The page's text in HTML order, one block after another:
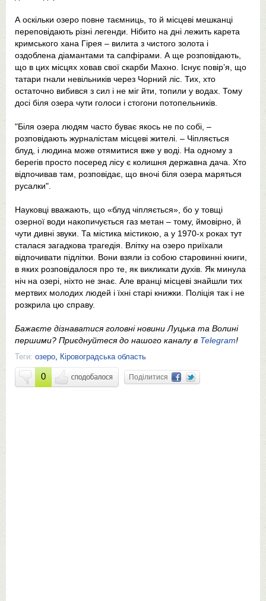
А оскільки озеро повне таємниць, то й місцеві мешканці
переповідають різні легенди. Нібито на дні лежить карета
кримського хана Гірея – вилита з чистого золота і
оздоблена діамантами та сапфірами. А ще розповідають,
що в цих місцях ховав свої скарби Махно. Існує повір’я, що
татари гнали невільників через Чорний ліс. Тих, хто
остаточно вибився з сил і не міг йти, топили у водах. Тому
досі біля озера чути голоси і стогони потопельників.
"Біля озера людям часто буває якось не по собі, –
розповідають журналістам місцеві жителі. – Чіпляється
блуд, і людина може отямитися вже у воді. На одному з
берегів просто посеред лісу є колишня державна дача. Хто
відпочивав там, розповідає, що вночі біля озера маряться
русалки".
Науковці вважають, що «блуд чіпляється», бо у товщі
озерної води накопичується газ метан – тому, ймовірно, й
чути дивні звуки. Та містика містикою, а у 1970-х роках тут
сталася загадкова трагедія. Влітку на озеро приїхали
відпочивати підлітки. Вони взяли із собою старовинні книги,
в яких розповідалося про те, як викликати духів. Як минула
ніч на озері, ніхто не знає. Але вранці місцеві знайшли тих
мертвих молодих людей і їхні старі книжки. Поліція так і не
розкрила цю справу.
Бажаєте дізнаватися головні новини Луцька та Волині
першими? Приєднуйтеся до нашого каналу в Telegram!
Теги: озеро, Кіровоградська область
0 Поділитися